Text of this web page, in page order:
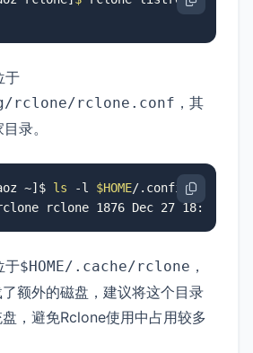
于
rclone/rclone.conf ，其
录。
~]$ ls -l $HOME/.config/rclone/
rclone 1876 Dec 27 18:32 /
于$HOME/.cache/rclone ，
额外的磁盘，建议将这个目录
，避免Rclone使用中占用较多